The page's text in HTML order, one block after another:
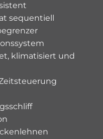
sequentiell
klimatisiert und